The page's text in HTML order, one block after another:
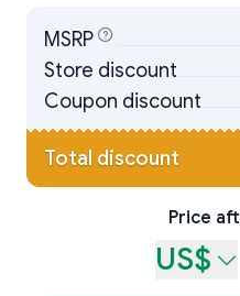
MSRP
Store discount
Coupon discount
Total discount
Price
US$